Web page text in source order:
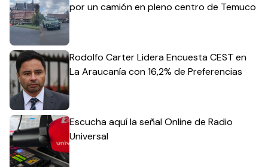
por un camión en pleno centro de Temuco
Rodolfo Carter Lidera Encuesta CEST en
La Araucanía con 16,2% de Preferencias
Escucha aquí la señal Online de Radio
Universal